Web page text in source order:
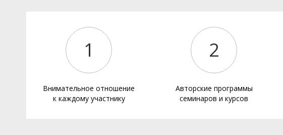
1
Внимательное отношение
к каждому участнику
2
Авторские программы
семинаров и курсов